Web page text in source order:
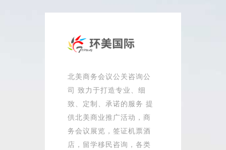
北美商务会议公关咨询公
司 致力于打造专业、细
致、定制、承诺的服务 提
供北美商业推广活动，商
务会议展览，签证机票酒
店，留学移民咨询，各类